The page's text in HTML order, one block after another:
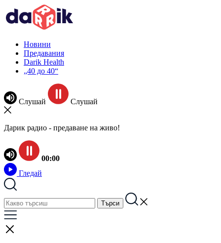
Новини
Предавания
Darik Health
„40 до 40“
Слушай Слушай
Дарик радио - предаване на живо!
00:00
Гледай